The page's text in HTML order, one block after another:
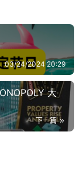
03/24/2024 20:29
大
下一篇